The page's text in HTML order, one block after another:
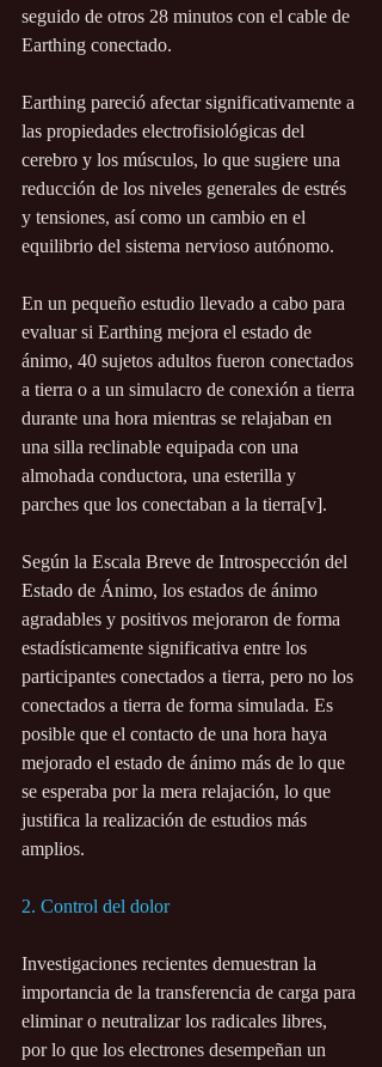
seguido de otros 28 minutos con el cable de
Earthing conectado.
Earthing pareció afectar significativamente a
las propiedades electrofisiológicas del
cerebro y los músculos, lo que sugiere una
reducción de los niveles generales de estrés
y tensiones, así como un cambio en el
equilibrio del sistema nervioso autónomo.
En un pequeño estudio llevado a cabo para
evaluar si Earthing mejora el estado de
ánimo, 40 sujetos adultos fueron conectados
a tierra o a un simulacro de conexión a tierra
durante una hora mientras se relajaban en
una silla reclinable equipada con una
almohada conductora, una esterilla y
parches que los conectaban a la tierra[v].
Según la Escala Breve de Introspección del
Estado de Ánimo, los estados de ánimo
agradables y positivos mejoraron de forma
estadísticamente significativa entre los
participantes conectados a tierra, pero no los
conectados a tierra de forma simulada. Es
posible que el contacto de una hora haya
mejorado el estado de ánimo más de lo que
se esperaba por la mera relajación, lo que
justifica la realización de estudios más
amplios.
2. Control del dolor
Investigaciones recientes demuestran la
importancia de la transferencia de carga para
eliminar o neutralizar los radicales libres,
por lo que los electrones desempeñan un